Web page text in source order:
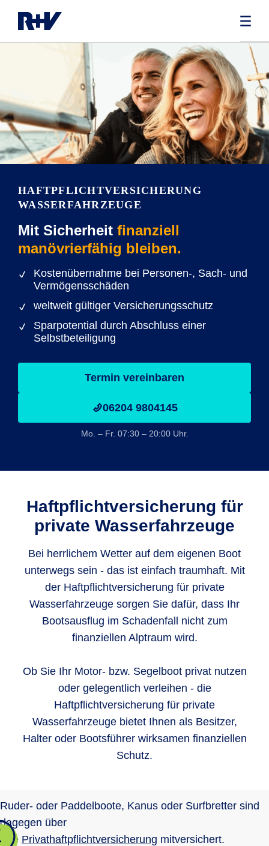
HAFTPFLICHT­VERSICHERUNG
WASSERFAHRZEUGE
Mit Sicherheit finanziell
manövrierfähig bleiben.
Kostenübernahme bei Personen-, Sach- und
Vermögensschäden
weltweit gültiger Versicherungsschutz
Sparpotential durch Abschluss einer
Selbstbeteiligung
Termin vereinbaren
06204 9804145
Mo. – Fr. 07:30 – 20:00 Uhr.
Haftpflicht­versicherung für
private Wasserfahrzeuge
Bei herrlichem Wetter auf dem eigenen Boot
unterwegs sein - das ist einfach traumhaft. Mit
der Haftpflichtversicherung für private
Wasserfahrzeuge sorgen Sie dafür, dass Ihr
Bootsausflug im Schadenfall nicht zum
finanziellen Alptraum wird.
Ob Sie Ihr Motor- bzw. Segelboot privat nutzen
oder gelegentlich verleihen - die
Haftpflichtversicherung für private
Wasserfahrzeuge bietet Ihnen als Besitzer,
Halter oder Bootsführer wirksamen finanziellen
Schutz.
Ruder- oder Paddelboote, Kanus oder Surfbretter sind
dagegen über
Ihre Privathaftpflichtversicherung mitversichert.